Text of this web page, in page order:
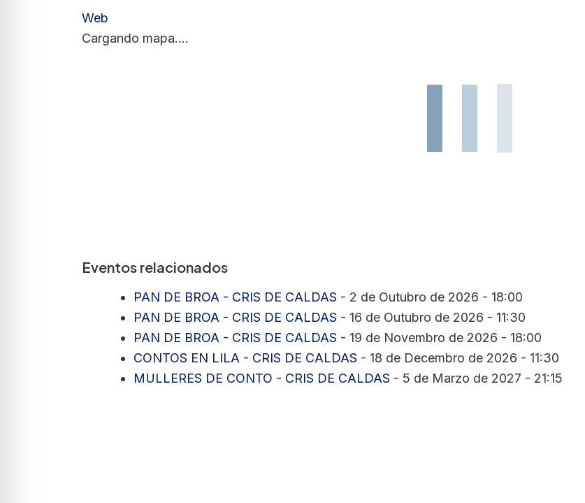
Web
Cargando mapa....
Eventos relacionados
PAN DE BROA - CRIS DE CALDAS - 2 de Outubro de 2026 - 18:00
PAN DE BROA - CRIS DE CALDAS - 16 de Outubro de 2026 - 11:30
PAN DE BROA - CRIS DE CALDAS - 19 de Novembro de 2026 - 18:00
CONTOS EN LILA - CRIS DE CALDAS - 18 de Decembro de 2026 - 11:30
MULLERES DE CONTO - CRIS DE CALDAS - 5 de Marzo de 2027 - 21:15